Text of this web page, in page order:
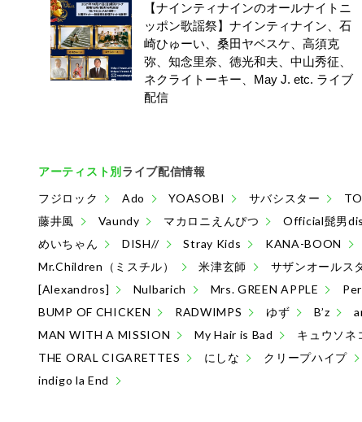
【ナインティナインのオールナイトニ
ッポン歌謡祭】ナインティナイン、石
崎ひゅーい、桑田ヤベスケ、高須克
弥、知念里奈、徳光和夫、中山秀征、
ネクライトーキー、May J. etc. ライブ
配信
アーティスト別ライブ配信情報
フジロック Ado YOASOBI サバシスター
藤井風
Vaundy マカロニえんぴつ Official髭男
めいちゃん
DISH// Stray Kids KANA-BOON
Mr.Children（ミスチル）
米津玄師 サザンオールス
[Alexandros]
Nulbarich Mrs. GREEN APPLE
BUMP OF CHICKEN
RADWIMPS ゆず B’z
MAN WITH A MISSION
My Hair is Bad キュウソネ
THE ORAL CIGARETTES
にしな クリープハイプ
indigo la End